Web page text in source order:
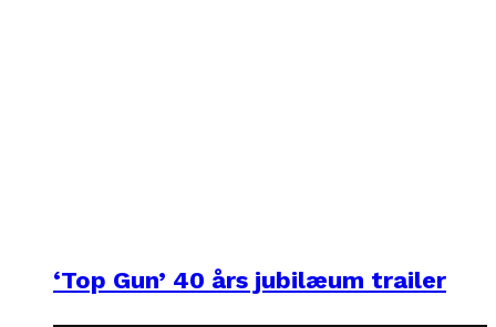
‘Top Gun’ 40 års jubilæum trailer